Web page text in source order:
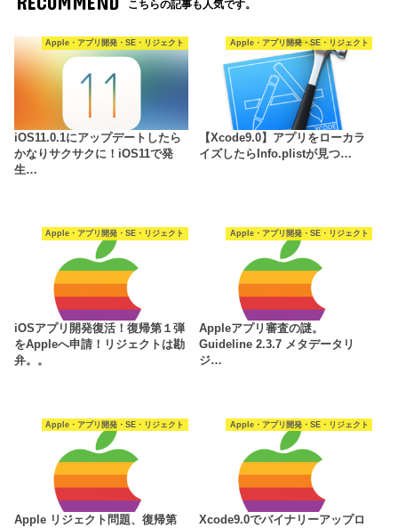
こちらの記事も人気です。
Apple・アプリ開発・SE・リジェクト
iOS11.0.1にアップデートしたら
かなりサクサクに！iOS11で発
生…
Apple・アプリ開発・SE・リジェクト
【Xcode9.0】アプリをローカラ
イズしたらInfo.plistが見つ…
Apple・アプリ開発・SE・リジェクト
iOSアプリ開発復活！復帰第１弾
をAppleへ申請！リジェクトは勘
弁。。
Apple・アプリ開発・SE・リジェクト
Appleアプリ審査の謎。
Guideline 2.3.7 メタデータリ
ジ…
Apple・アプリ開発・SE・リジェクト
Apple リジェクト問題、復帰第
Apple・アプリ開発・SE・リジェクト
Xcode9.0でバイナリーアップロ